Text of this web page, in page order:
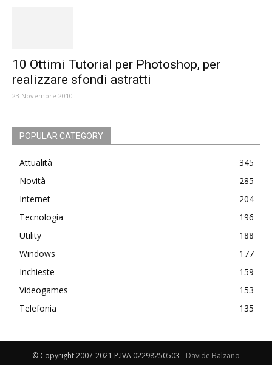
10 Ottimi Tutorial per Photoshop, per
realizzare sfondi astratti
23 Novembre 2010
POPULAR CATEGORY
Attualità
345
Novità
285
Internet
204
Tecnologia
196
Utility
188
Windows
177
Inchieste
159
Videogames
153
Telefonia
135
© Copyright 2007-2021 P.IVA 02298250503 - Davide Balzano